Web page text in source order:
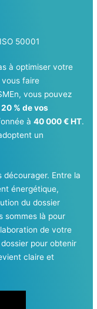
50001
à optimiser votre
vous faire
vous pouvez
% de vos
à40 000 € HT.
un
Entre la
énergétique,
du dossier
sommes là pour
de votre
pour obtenir
claire et